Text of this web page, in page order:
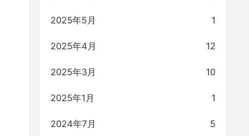
2025年5月 1
2025年4月 12
2025年3月 10
2025年1月 1
2024年7月 5